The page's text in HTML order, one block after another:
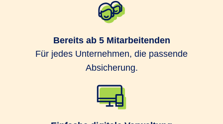
bereits ab 5 Mitarbeitenden möglich.
Ihre Mitarbeitenden müssen keine
Gesundheitsfragen beantworten.
Bereits ab 5 Mitarbeitenden
Für jedes Unternehmen, die passende
Absicherung.